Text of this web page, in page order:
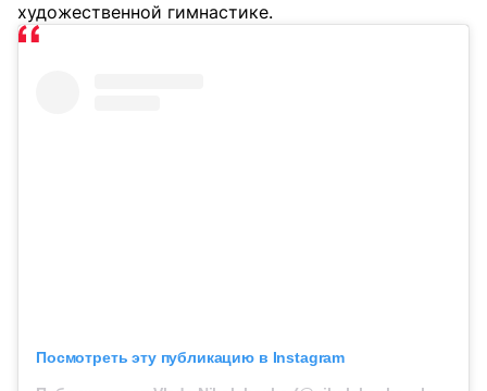
художественной гимнастике.
Посмотреть эту публикацию в Instagram